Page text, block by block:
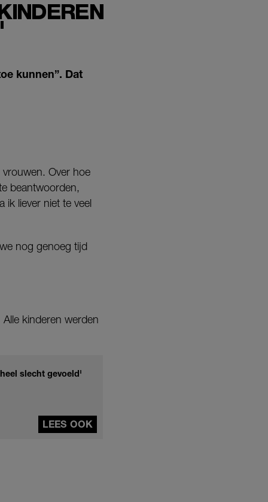
kunnen”. Dat
Over hoe
beantwoorden,
liever niet te veel
nog genoeg tijd
kinderen werden
slecht gevoeld'
LEES OOK